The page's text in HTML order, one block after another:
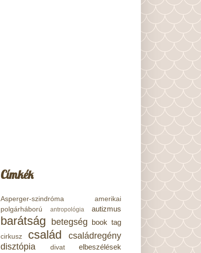
Címkék
Asperger-szindróma
amerikai
polgárháború
antropológia autizmus
barátság betegség book tag
cirkusz család
családregény
disztópia
divat elbeszélések